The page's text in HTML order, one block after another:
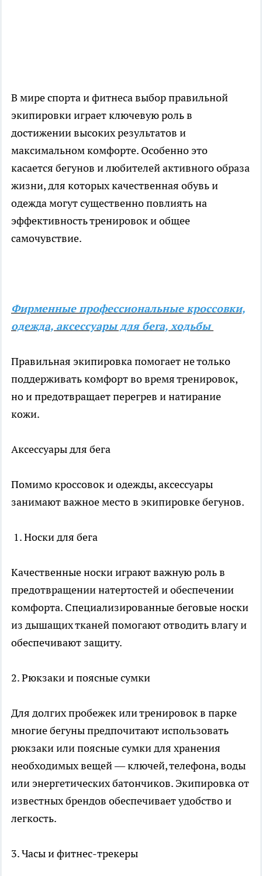
В мире спорта и фитнеса выбор правильной
экипировки играет ключевую роль в
достижении высоких результатов и
максимальном комфорте. Особенно это
касается бегунов и любителей активного образа
жизни, для которых качественная обувь и
одежда могут существенно повлиять на
эффективность тренировок и общее
самочувствие.
Фирменные профессиональные кроссовки,
одежда, аксессуары для бега, ходьбы
Правильная экипировка помогает не только
поддерживать комфорт во время тренировок,
но и предотвращает перегрев и натирание
кожи.
Аксессуары для бега
Помимо кроссовок и одежды, аксессуары
занимают важное место в экипировке бегунов.
1. Носки для бега
Качественные носки играют важную роль в
предотвращении натертостей и обеспечении
комфорта. Специализированные беговые носки
из дышащих тканей помогают отводить влагу и
обеспечивают защиту.
2. Рюкзаки и поясные сумки
Для долгих пробежек или тренировок в парке
многие бегуны предпочитают использовать
рюкзаки или поясные сумки для хранения
необходимых вещей — ключей, телефона, воды
или энергетических батончиков. Экипировка от
известных брендов обеспечивает удобство и
легкость.
3. Часы и фитнес-трекеры